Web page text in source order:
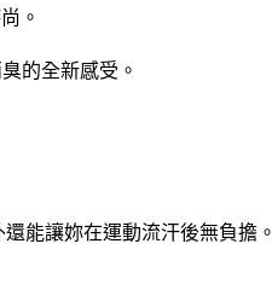
。
的全新感受。
能讓妳在運動流汗後無負擔。